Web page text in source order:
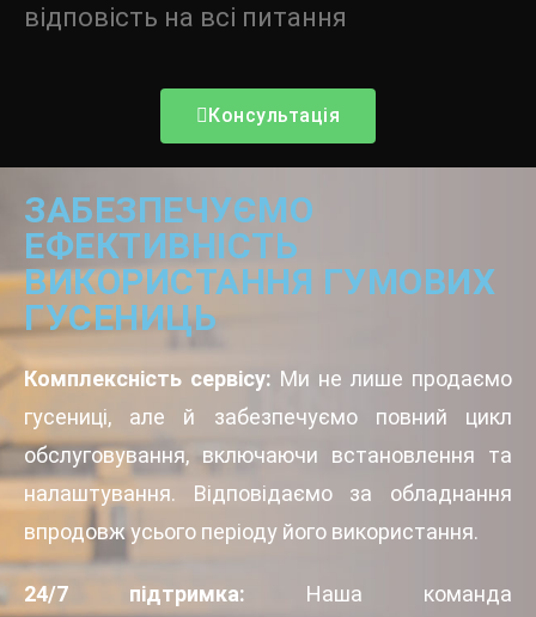
відповість на всі питання
Консультація
ЗАБЕЗПЕЧУЄМО
ЕФЕКТИВНІСТЬ
ВИКОРИСТАННЯ ГУМОВИХ
ГУСЕНИЦЬ
Комплексність сервісу: Ми не лише продаємо
гусениці, але й забезпечуємо повний цикл
обслуговування, включаючи встановлення та
налаштування. Відповідаємо за обладнання
впродовж усього періоду його використання.
24/7 підтримка: Наша команда